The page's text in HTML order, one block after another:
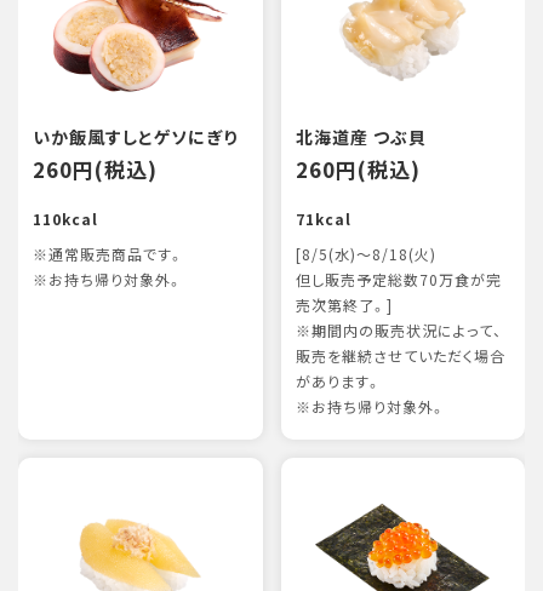
いか飯風すしとゲソにぎり
260円(税込)
110kcal
※通常販売商品です。
※お持ち帰り対象外。
北海道産 つぶ貝
260円(税込)
71kcal
[8/5(水)～8/18(火)
但し販売予定総数70万食が完
売次第終了。]
※期間内の販売状況によって、
販売を継続させていただく場合
があります。
※お持ち帰り対象外。